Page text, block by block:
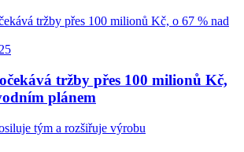
tržby přes 100 milionů Kč,
plánem